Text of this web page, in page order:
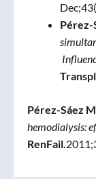
Pérez-
Pérez-Sáez
hemodialysis:
RenFail.